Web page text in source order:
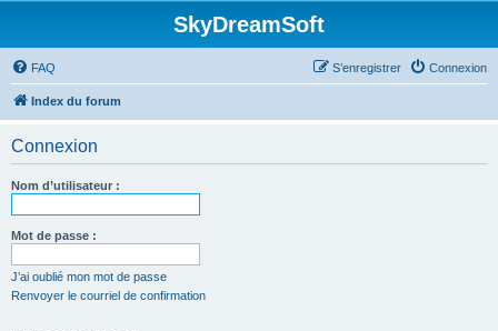
SkyDreamSoft
FAQ Connexion
S’enregistrer
Index du forum
Connexion
Nom d’utilisateur :
Mot de passe :
J’ai oublié mon mot de passe
Renvoyer le courriel de confirmation